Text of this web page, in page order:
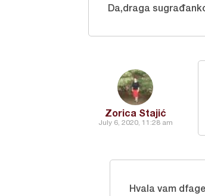
Da,draga
Zorica Stajić
July 6, 2020, 11:28 am
Hvala vam